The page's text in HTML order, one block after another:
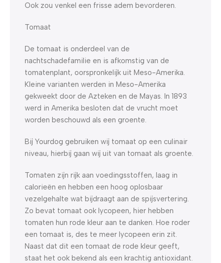
Ook zou venkel een frisse adem bevorderen.
Tomaat
De tomaat is onderdeel van de
nachtschadefamilie en is afkomstig van de
tomatenplant, oorspronkelijk uit Meso-Amerika.
Kleine varianten werden in Meso-Amerika
gekweekt door de Azteken en de Mayas. In 1893
werd in Amerika besloten dat de vrucht moet
worden beschouwd als een groente.
Bij Yourdog gebruiken wij tomaat op een culinair
niveau, hierbij gaan wij uit van tomaat als groente.
Tomaten zijn rijk aan voedingsstoffen, laag in
calorieën en hebben een hoog oplosbaar
vezelgehalte wat bijdraagt aan de spijsvertering.
Zo bevat tomaat ook lycopeen, hier hebben
tomaten hun rode kleur aan te danken. Hoe roder
een tomaat is, des te meer lycopeen erin zit.
Naast dat dit een tomaat de rode kleur geeft,
staat het ook bekend als een krachtig antioxidant.